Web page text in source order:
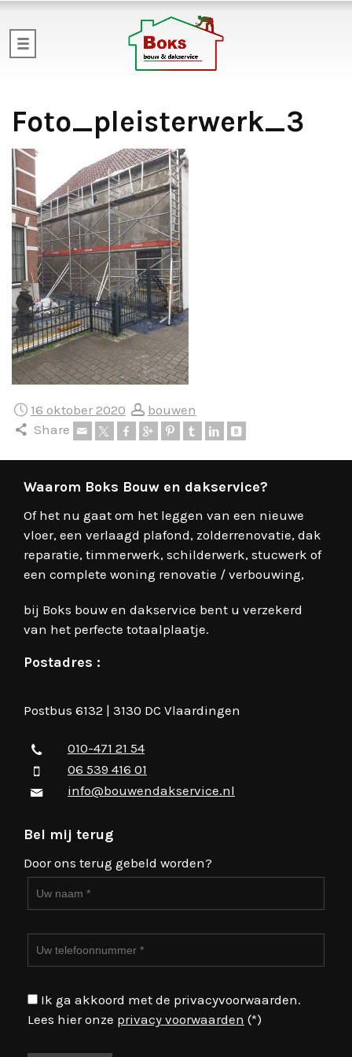
Foto_pleisterwerk_3
16 oktober 2020
bouwen
Share
Waarom Boks Bouw en dakservice?
Of het nu gaat om het leggen van een nieuwe
vloer, een verlaagd plafond, zolderrenovatie, dak
reparatie, timmerwerk, schilderwerk, stucwerk of
een complete woning renovatie / verbouwing,
bij Boks bouw en dakservice bent u verzekerd
van het perfecte totaalplaatje.
Postadres :
Postbus 6132 | 3130 DC Vlaardingen
010-471 21 54
06 539 416 01
info@bouwendakservice.nl
Bel mij terug
Door ons terug gebeld worden?
Ik ga akkoord met de privacyvoorwaarden.
Lees hier onze privacy voorwaarden (*)